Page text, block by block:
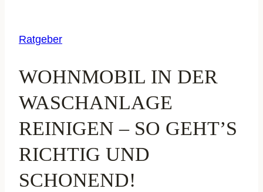
Ratgeber
WOHNMOBIL IN DER
WASCHANLAGE
REINIGEN – SO GEHT’S
RICHTIG UND
SCHONEND!